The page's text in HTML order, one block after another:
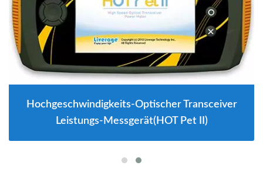
Hochgeschwindigkeits-Optischer Transceiver
Leistungs-Messgerät(HOT Pet II)